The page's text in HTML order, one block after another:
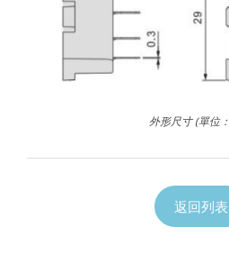
外形尺寸 (單位
返回列表